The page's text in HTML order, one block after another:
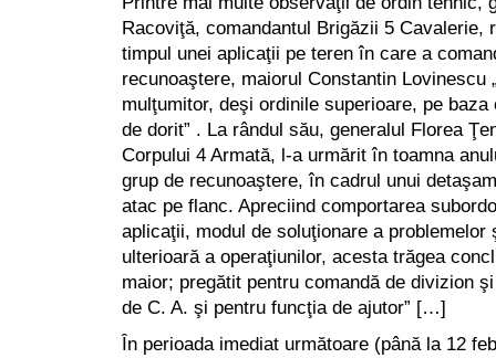
Racoviţă, comandantul Brigăzii 5 Cavalerie,
timpul unei aplicaţii pe teren în care a
recunoaştere, maiorul Constantin Lovinescu
mulţumitor, deşi ordinile superioare, pe
de dorit” . La rândul său, generalul Florea
Corpului 4 Armată, l-a urmărit în toamna
grup de recunoaştere, în cadrul unui
atac pe flanc. Apreciind comportarea
aplicaţii, modul de soluţionare a problemelor
ulterioară a operaţiunilor, acesta trăgea
maior; pregătit pentru comandă de divizion
de C. A. şi pentru funcţia de ajutor” […]
În perioada imediat următoare (până la 12